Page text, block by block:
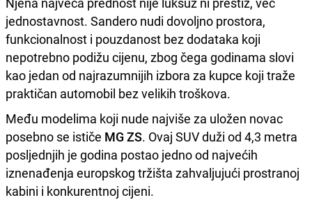
jednostavnost. Sandero nudi dovoljno prostora,
funkcionalnost i pouzdanost bez dodataka koji
nepotrebno podižu cijenu, zbog čega godinama slovi
kao jedan od najrazumnijih izbora za kupce koji traže
praktičan automobil bez velikih troškova.
Među modelima koji nude najviše za uložen novac
posebno se ističe MG ZS. Ovaj SUV duži od 4,3 metra
posljednjih je godina postao jedno od najvećih
iznenađenja europskog tržišta zahvaljujući prostranoj
kabini i konkurentnoj cijeni.